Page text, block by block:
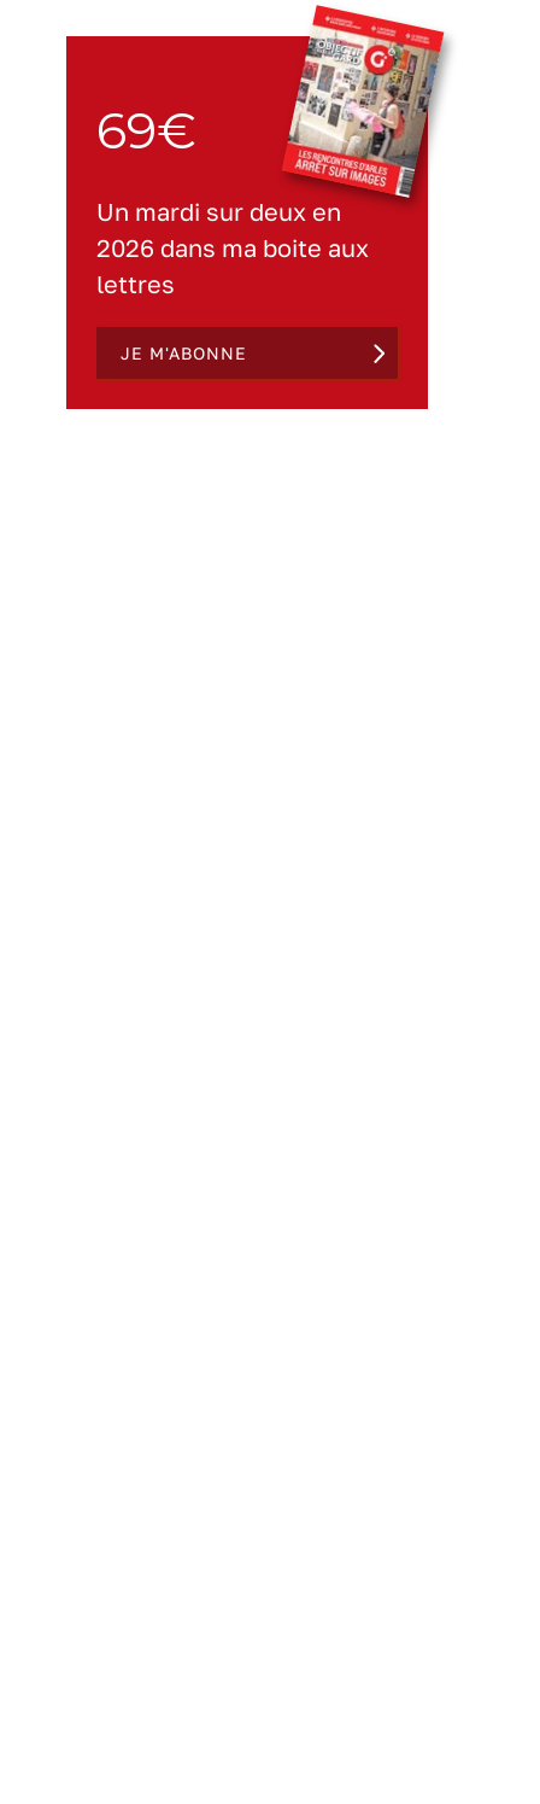
69€
Un mardi sur deux en
2026 dans ma boite aux
lettres
JE M'ABONNE